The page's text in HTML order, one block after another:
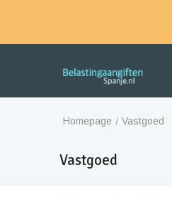
Homepage Vastgoed
Vastgoed